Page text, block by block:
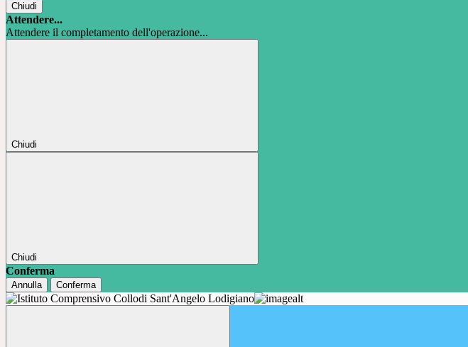
Chiudi
Attendere...
Attendere il completamento dell'operazione...
Chiudi
Chiudi
Conferma
Annulla Conferma